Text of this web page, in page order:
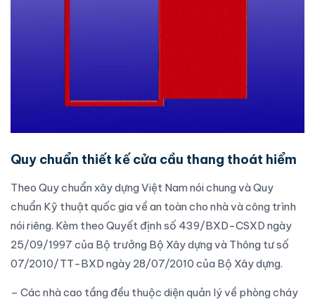
Quy chuẩn thiết kế cửa cầu thang thoát hiểm
Theo Quy chuẩn xây dựng Việt Nam nói chung và Quy
chuẩn Kỹ thuậtquốc gia về an toàn cho nhà và công trình
nói riêng. Kèm theo Quyết định số 439/BXD-CSXD ngày
25/09/1997 của Bộ trưởng Bộ Xây dựng và Thông tư số
07/2010/TT-BXD ngày 28/07/2010 của Bộ Xây dựng.
– Các nhà cao tầng đều thuộc diện quản lý về phòng cháy